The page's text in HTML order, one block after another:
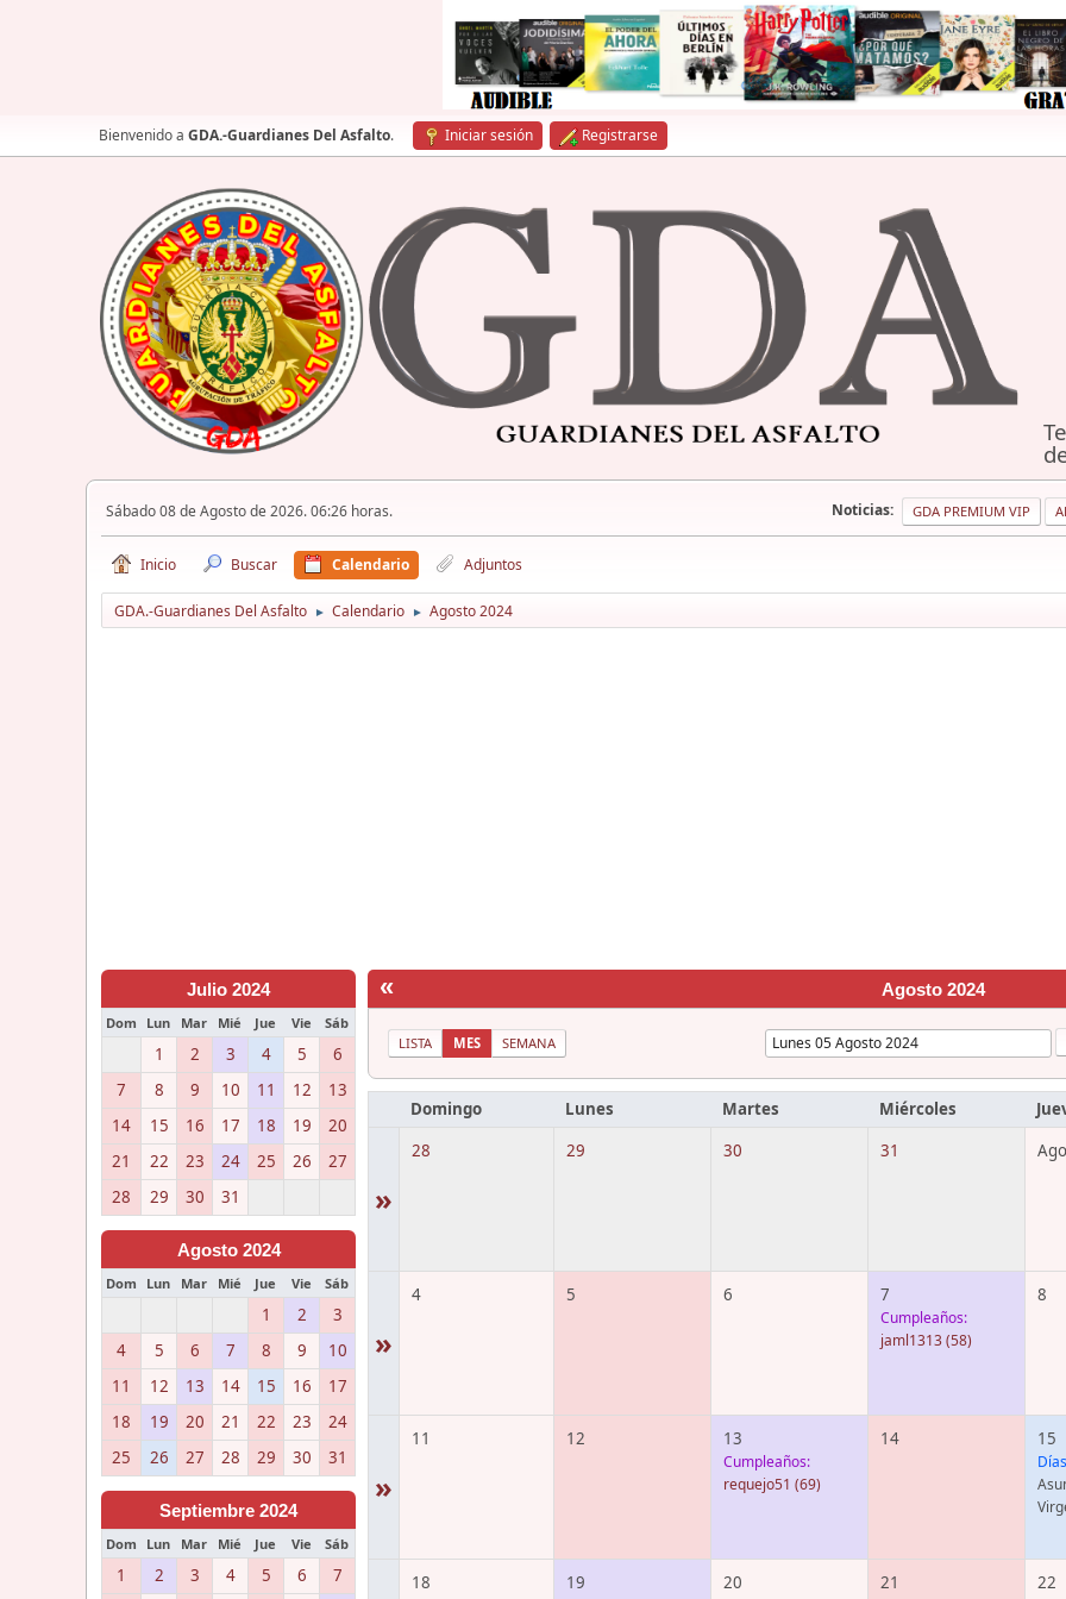
Bienvenido a GDA.-Guardianes Del Asfalto. Iniciar sesión Registrarse
Sábado 08 de Agosto de 2026. 06:26 horas. Noticias: GDA PREMIUM VIP
Inicio Buscar Calendario Adjuntos
GDA.-Guardianes Del Asfalto ► Calendario ► Agosto 2024
Julio 2024
Dom Lun Mar Mié Jue Vie Sáb
1 2 3 4 5
6
7
8 9 10 11 12
13
14
15 16 17 18 19
20
21
22 23 24 25 26
27
28
29 30 31
Agosto 2024
Dom Lun Mar Mié Jue Vie Sáb
1 2
3
4
5 6 7 8 9
10
11
12 13 14 15 16
17
18
19 20 21 22 23
24
25
26 27 28 29 30 31
Septiembre 2024
Dom Lun Mar Mié Jue Vie Sáb
1 2 3 4 5 6 7
« Agosto 2024
LISTA MES SEMANA
Domingo Lunes Martes Miércoles
»
28 29 30 31
»
4 5 6 7
Cumpleaños:
jaml1313(58)
8
»
11 12 13
Cumpleaños:
requejo51 (69)
14 15
18 19 20 21 22